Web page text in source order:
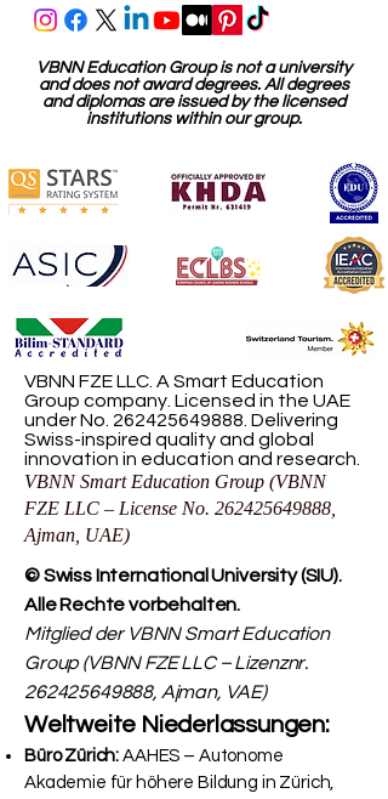
VBNN Education Group is not a university
and does not award degrees. All degrees
and diplomas are issued by the licensed
institutions within our group.
VBNN FZE LLC. A Smart Education
Group company. Licensed in the UAE
under No. 262425649888. Delivering
Swiss-inspired quality and global
innovation in education and research.
VBNN Smart Education Group (VBNN
FZE LLC – License No. 262425649888
Ajman, UAE)
© Swiss International University (SIU).
Alle Rechte vorbehalten.
Mitglied der VBNN Smart Education
Group (VBNN FZE LLC – Lizenznr.
262425649888, Ajman, VAE)
Weltweite Niederlassungen:
Büro Zürich: AAHES – Autonome
Akademie für höhere Bildung in Zürich,